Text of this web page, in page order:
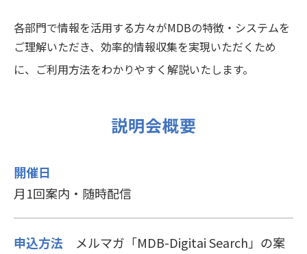
各部門で情報を活用する方々がMDBの特徴・システムを
ご理解いただき、効率的情報収集を実現いただくため
に、ご利用方法をわかりやすく解説いたします。
説明会概要
開催日
月1回案内・随時配信
申込方法 メルマガ「MDB-Digitai Search」の案